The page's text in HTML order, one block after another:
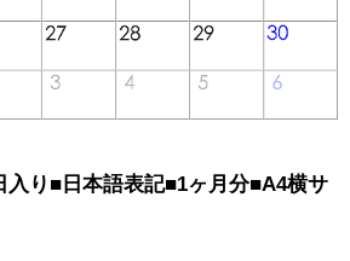
入り■日本語表記■1ヶ月分■A4横サ